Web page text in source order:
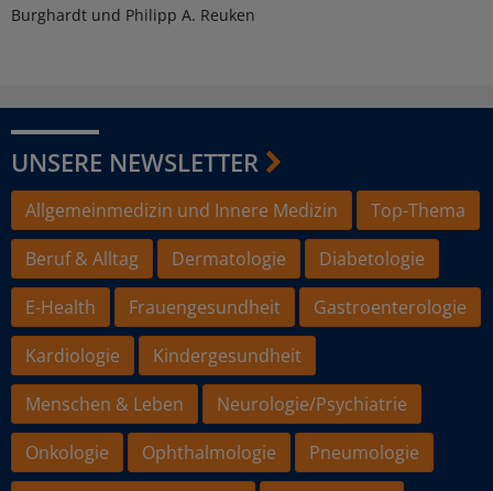
Burghardt und Philipp A. Reuken
UNSERE NEWSLETTER
Allgemeinmedizin und Innere Medizin
Top-Thema
Beruf & Alltag
Dermatologie
Diabetologie
E-Health
Frauengesundheit
Gastroenterologie
Kardiologie
Kindergesundheit
Menschen & Leben
Neurologie/Psychiatrie
Onkologie
Ophthalmologie
Pneumologie